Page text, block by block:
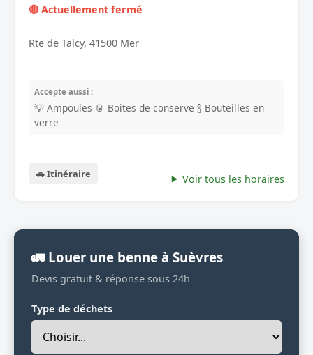
🔴 Actuellement fermé
Rte de Talcy, 41500 Mer
Accepte aussi :
💡 Ampoules 🥫 Boites de conserve 🍾 Bouteilles en
verre
🚗 Itinéraire Voir tous les horaires
🚛 Louer une benne à Suèvres
Devis gratuit & réponse sous 24h
Type de déchets